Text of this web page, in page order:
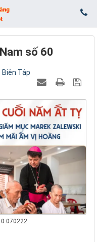
số 60
Biên Tập
070222